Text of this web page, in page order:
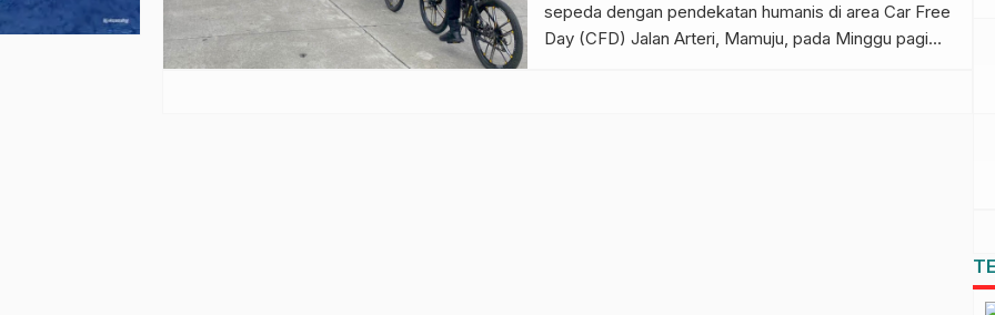
sepeda dengan pendekatan humanis di area Car Free
Day (CFD) Jalan Arteri, Mamuju, pada Minggu pagi